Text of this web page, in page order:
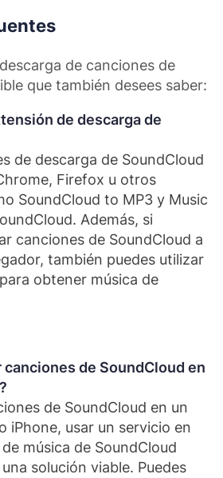
de canciones de
que también desees saber:
de descarga de
de descarga de SoundCloud
Firefox u otros
SoundCloud to MP3 y Music
Además, si
canciones de SoundCloud a
también puedes utilizar
obtener música de
canciones de SoundCloud en
de SoundCloud en un
iPhone, usar un servicio en
música de SoundCloud
solución viable. Puedes